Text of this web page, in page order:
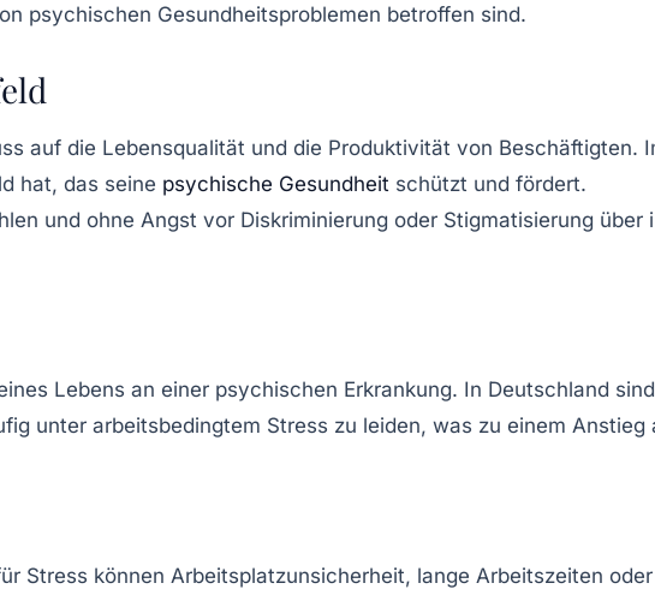
psychischen Gesundheitsproblemen betroffen sind.
auf die Lebensqualität und die Produktivität von Beschäftigten.
hat, das seine psychische Gesundheit schützt und fördert.
und ohne Angst vor Diskriminierung oder Stigmatisierung über
Lebens an einer psychischen Erkrankung. In Deutschland sind
unter arbeitsbedingtem Stress zu leiden, was zu einem Anstieg
Stress können Arbeitsplatzunsicherheit, lange Arbeitszeiten